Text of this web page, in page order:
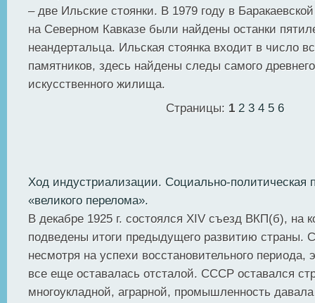
– две Ильские стоянки. В 1979 году в
на Северном Кавказе были найдены останки
неандертальца. Ильская стоянка входит в число
памятников, здесь найдены следы самого
искусственного жилища.
Страницы: 1 2 3 4 5 6
Ход индустриализации. Социально-политическая
«великого перелома».
В декабре 1925 г. состоялся XIV съезд ВКП(б), на
подведены итоги предыдущего развитию страны.
несмотря на успехи восстановительного периода,
все еще оставалась отсталой. СССР оставался
многоукладной, аграрной, промышленность